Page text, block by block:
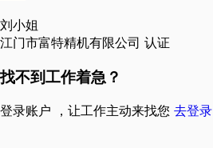
刘小姐
江门市富特精机有限公司 认证
找不到工作着急？
登录账户 ，让工作主动来找您 去登录